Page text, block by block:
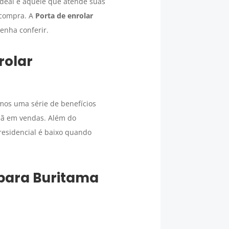
A Porta de enrolar
conferir.
uma série de benefícios
em vendas. Além do
é baixo quando
Buritama